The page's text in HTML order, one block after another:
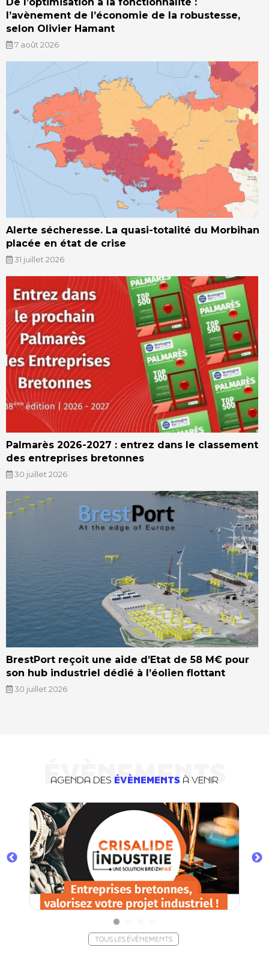
l’avènement de l’économie de la robustesse,
selon Olivier Hamant
7 août 2026
Alerte sécheresse. La quasi-totalité du Morbihan
placée en état de crise
31 juillet 2026
Palmarès 2026-2027 : entrez dans le classement
des entreprises bretonnes
30 juillet 2026
BrestPort reçoit une aide d’Etat de 58 M€ pour
son hub industriel dédié à l’éolien flottant
30 juillet 2026
ÉVÈNEMENTS
AGENDA DES ÉVÈNEMENTS À VENIR
TOUS LES ÉVÈNEMENTS